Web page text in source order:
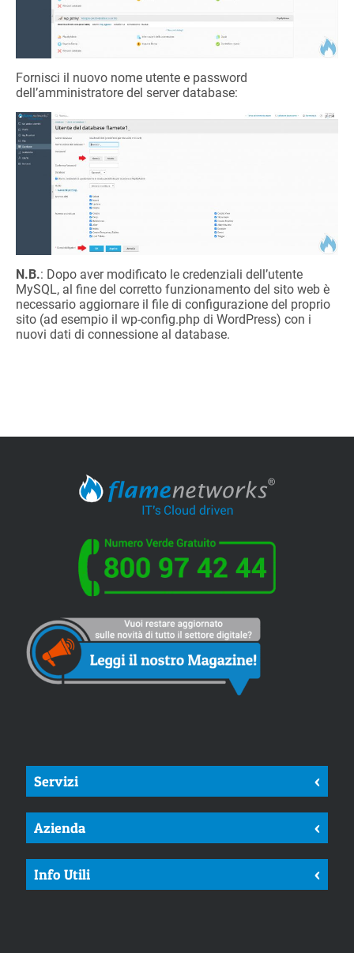
Fornisci il nuovo nome utente e password
dell’amministratore del server database:
N.B.: Dopo aver modificato le credenziali dell’utente
MySQL, al fine del corretto funzionamento del sito web è
necessario aggiornare il file di configurazione del proprio
sito (ad esempio il wp-config.php di WordPress) con i
nuovi dati di connessione al database.
Servizi <
Azienda <
Info Utili <